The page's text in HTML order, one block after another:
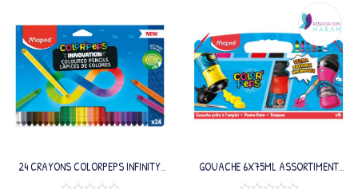
24 CRAYONS COLORPEPS INFINITY
MAPED
GOUACHE 6X75ML ASSORTIMENT
COULEURS STD